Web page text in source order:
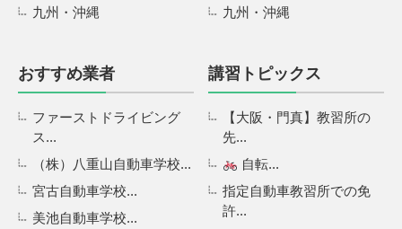
九州・沖縄
九州・沖縄
おすすめ業者
ファーストドライビング
ス...
（株）八重山自動車学校...
宮古自動車学校...
美池自動車学校...
講習トピックス
【大阪・門真】教習所の
先...
自転...
指定自動車教習所での免
許...